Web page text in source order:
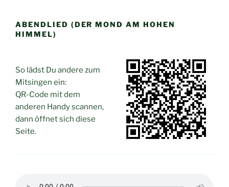
springen
ABENDLIED (DER MOND AM HOHEN
HIMMEL)
So lädst Du andere zum
Mitsingen ein:
QR-Code mit dem
anderen Handy scannen,
dann öffnet sich diese
Seite.